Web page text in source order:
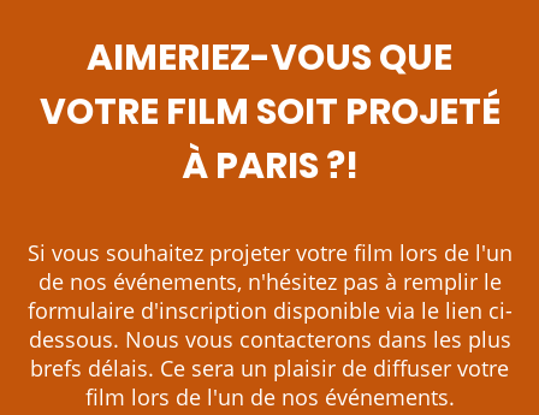
AIMERIEZ-VOUS QUE
VOTRE FILM SOIT PROJETÉ
À PARIS ?!
Si vous souhaitez projeter votre film lors de l'un
de nos événements, n'hésitez pas à remplir le
formulaire d'inscription disponible via le lien ci-
dessous. Nous vous contacterons dans les plus
brefs délais. Ce sera un plaisir de diffuser votre
film lors de l'un de nos événements.